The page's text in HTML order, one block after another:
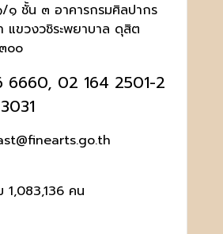
๑ ชั้น ๓ อาคารกรมศิลปากร
แขวงวชิระพยาบาล ดุสิต
๐๐
6660, 02 164 2501-2
1,083,136 คน